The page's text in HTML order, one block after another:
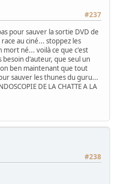
#237
pour sauver la sortie DVD de
au ciné... stoppez les
mort né... voilà ce que c'est
d'auteur, que seul un
ben maintenant que tout
sauver les thunes du guru...
DE LA CHATTE A LA
#238